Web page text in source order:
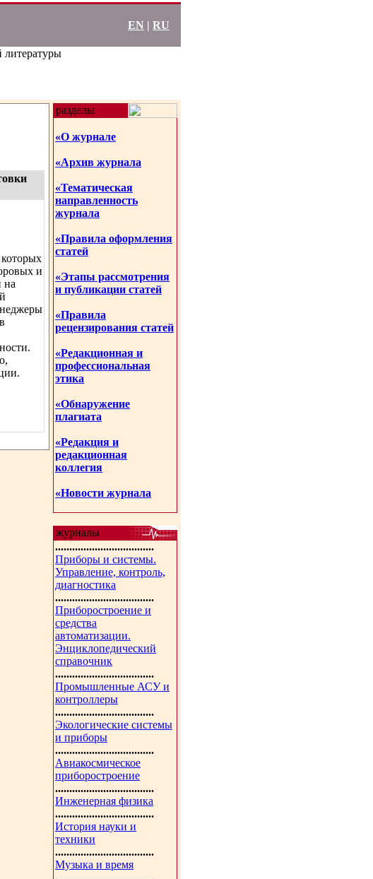
EN | RU
литературы
и
на
разделы
«О журнале
«Архив журнала
«Тематическая
направленность
журнала
«Правила оформления
статей
«Этапы рассмотрения
и публикации статей
«Правила
рецензирования статей
«Редакционная и
профессиональная
этика
«Обнаружение
плагиата
«Редакция и
редакционная
коллегия
«Новости журнала
журналы
...................................
Приборы и системы.
Управление, контроль,
диагностика
...................................
Приборостроение и
средства
автоматизации.
Энциклопедический
справочник
...................................
Промышленные АСУ и
контроллеры
...................................
Экологические системы
и приборы
...................................
Авиакосмическое
приборостроение
...................................
Инженерная физика
...................................
История науки и
техники
...................................
Музыка и время